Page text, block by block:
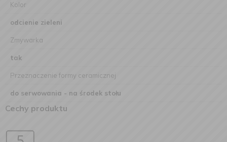
Kolor
odcienie zieleni
Zmywarka
tak
Przeznaczenie formy ceramicznej
do serwowania - na środek stołu
Cechy produktu